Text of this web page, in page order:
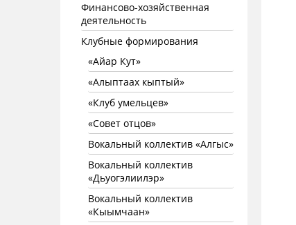
Финансово-хозяйственная
деятельность
Клубные формирования
«Айар Кут»
«Алыптаах кыптый»
«Клуб умельцев»
«Совет отцов»
Вокальный коллектив «Алгыс»
Вокальный коллектив
«Дьуогэлиилэр»
Вокальный коллектив
«Кыымчаан»